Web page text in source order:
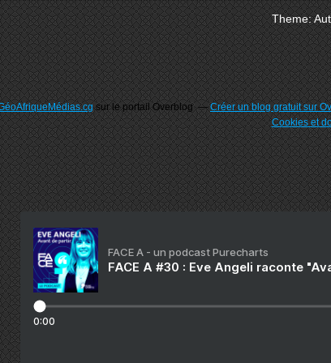
Theme:
sur le portail Overblog Créer un blog gratuit sur
Cookies et
FACE A - un podcast Purecharts
FACE A #30 : Eve Angeli raconte
0:00